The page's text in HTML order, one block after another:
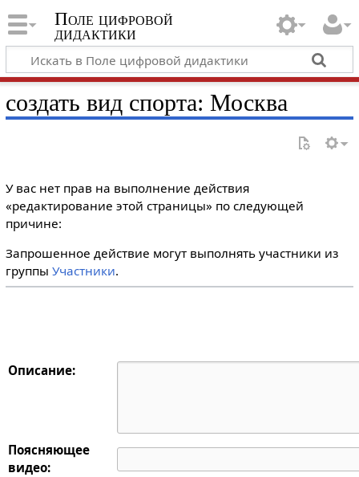
Поле цифровой
дидактики
создать вид спорта: Москва
У вас нет прав на выполнение действия
«редактирование этой страницы» по следующей
причине:
Запрошенное действие могут выполнять участники из
группы Участники.
Описание:
Поясняющее
видео: